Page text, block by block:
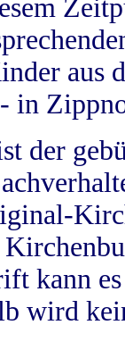
aus
in
der
kann
wird